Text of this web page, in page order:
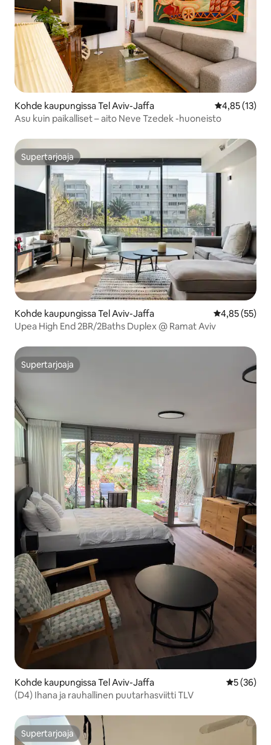
Kohde kaupungissa Tel Aviv-Jaffa
4,85 (13)
Asu kuin paikalliset – aito Neve Tzedek -huoneisto
Supertarjoaja
Supertarjoaja
Kohde kaupungissa Tel Aviv-Jaffa
4,85 (55)
Upea High End 2BR/2Baths Duplex @ Ramat Aviv
Supertarjoaja
Supertarjoaja
Kohde kaupungissa Tel Aviv-Jaffa
5 (36)
(D4) Ihana ja rauhallinen puutarhasviitti TLV
Supertarjoaja
Supertarjoaja